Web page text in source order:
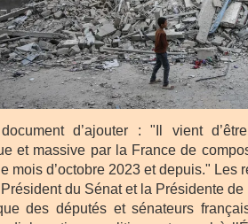
d’ajouter : "Il vient
et massive par la France de
mois d’octobre 2023 et depuis." Les
du Sénat et la Présidente de
des députés et sénateurs